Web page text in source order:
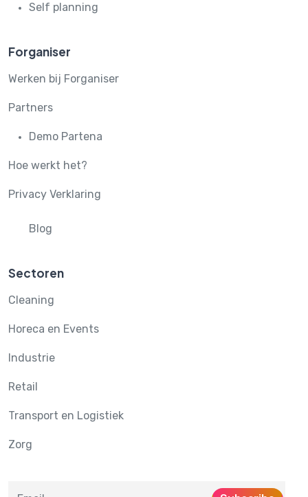
Self planning
Forganiser
Werken bij Forganiser
Partners
Demo Partena
Hoe werkt het?
Privacy Verklaring
Blog
Sectoren
Cleaning
Horeca en Events
Industrie
Retail
Transport en Logistiek
Zorg